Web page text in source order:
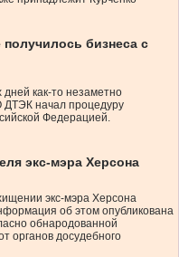
получилось бизнеса с
как-то незаметно
начал процедуру
Федерацией.
экс-мэра Херсона
экс-мэра Херсона
об этом опубликована
обнародованной
органов досудебного